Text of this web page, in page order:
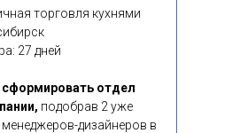
торговля кухнями
27 дней
отдел
подобрав 2 уже
дизайнеров в